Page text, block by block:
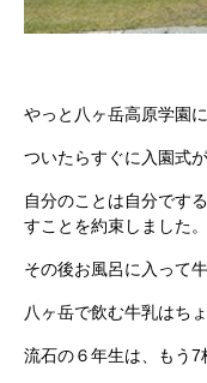
やっと八ヶ岳高原学園
ついたらすぐに入園式が
自分のことは自分です
すことを約束しました。
その後お風呂に入って
八ヶ岳で飲む牛乳はち
流石の６年生は、もう7